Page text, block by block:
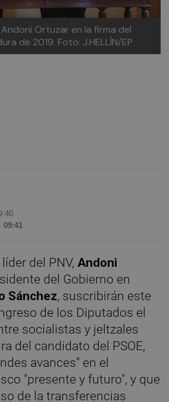
Ortuzar en la firma del
de 2019. Foto: J.HELLÍN/EP
09:41
líder del PNV,Andoni
del Gobierno en
Sánchez, suscribirán este
de los Diputados el
socialistas y jeltzales
del candidato del PSOE,
avances" en el
"presente y futuro", y que
de la transferencias